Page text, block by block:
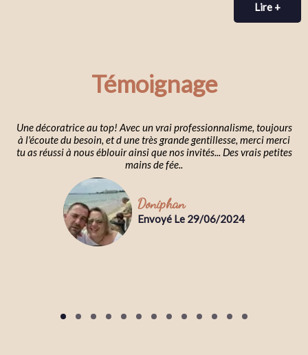
Lire +
Témoignage
Une décoratrice au top! Avec un vrai professionnalisme, toujours
à l'écoute du besoin, et d une très grande gentillesse, merci merci
tu as réussi à nous éblouir ainsi que nos invités... Des vrais petites
mains de fée..
Doniphan
Envoyé Le 29/06/2024